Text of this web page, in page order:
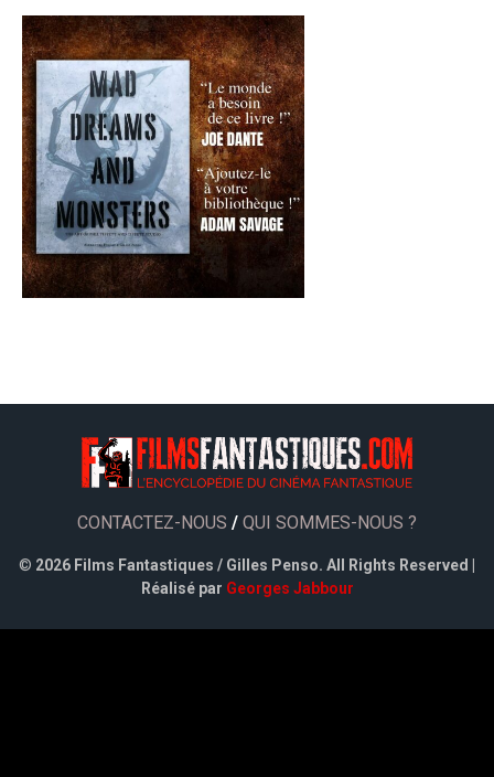
CONTACTEZ-NOUS / QUI SOMMES-NOUS ?
© 2026 Films Fantastiques / Gilles Penso. All Rights Reserved |
Réalisé par Georges Jabbour